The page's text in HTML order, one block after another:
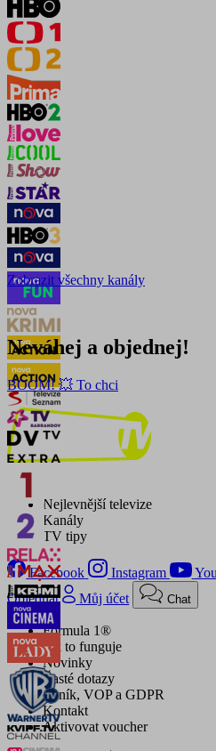
Zobrazit všechny kanály
Neváhej a objednej!
BOOM! 💥 To chci
Nejlevnější televize
Kanály
TV tipy
Facebook Instagram
Objednat
Můj účet Chat
Formula 1®
Jak to funguje
Novinky
Časté dotazy
Ceník, VOP a GDPR
Kontakt
Aktivovat voucher